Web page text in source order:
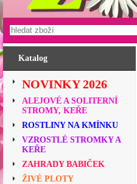
Katalog
NOVINKY 2026
ALEJOVÉ A SOLITERNÍ
STROMY, KEŘE
ROSTLINY NA KMÍNKU
VZROSTLÉ STROMKY A
KEŘE
ZAHRADY BABIČEK
ŽIVÉ PLOTY